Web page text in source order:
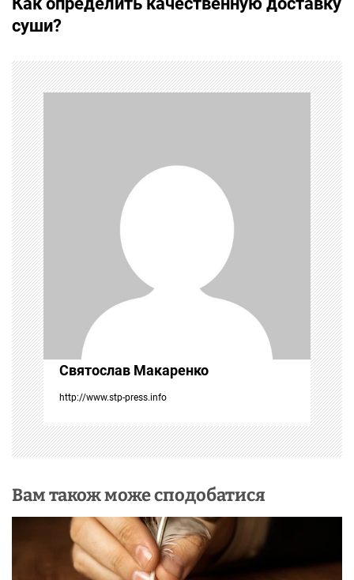
і
г
а
ц
і
я
з
а
п
и
с
і
в
суши?
Святослав Макаренко
http://www.stp-press.info
Вам також може сподобатися